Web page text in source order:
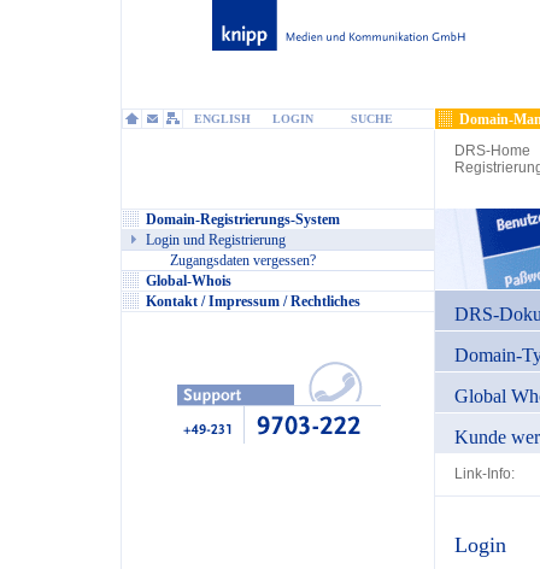
ENGLISH LOGIN SUCHE
Domain-
DRS-Home
Domain-Registrierungs-System
Login und Registrierung
Zugangsdaten vergessen?
Global-Whois
Kontakt / Impressum / Rechtliches
DRS-
Domain-
Global
Kunde
Link-Info:
Login